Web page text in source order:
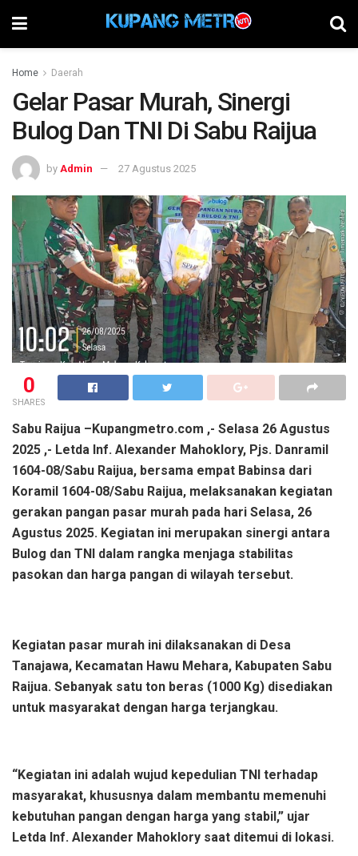
Home Daerah
Gelar Pasar Murah, Sinergi
Bulog Dan TNI Di Sabu Raijua
by Admin 27 Agustus 2025
0
SHARES
Sabu Raijua –Kupangmetro.com ,- Selasa 26 Agustus
2025 ,- Letda Inf. Alexander Mahoklory, Pjs. Danramil
1604-08/Sabu Raijua, bersama empat Babinsa dari
Koramil 1604-08/Sabu Raijua, melaksanakan kegiatan
gerakan pangan pasar murah pada hari Selasa, 26
Agustus 2025. Kegiatan ini merupakan sinergi antara
Bulog dan TNI dalam rangka menjaga stabilitas
pasokan dan harga pangan di wilayah tersebut.
Kegiatan pasar murah ini dilaksanakan di Desa
Tanajawa, Kecamatan Hawu Mehara, Kabupaten Sabu
Raijua. Sebanyak satu ton beras (1000 Kg) disediakan
untuk masyarakat dengan harga terjangkau.
“Kegiatan ini adalah wujud kepedulian TNI terhadap
masyarakat, khususnya dalam membantu memenuhi
kebutuhan pangan dengan harga yang stabil,” ujar
Letda Inf. Alexander Mahoklory saat ditemui di lokasi.